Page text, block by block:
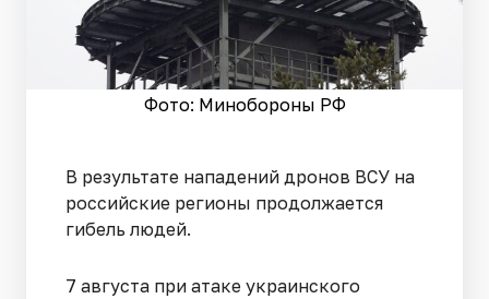
Фото: Минобороны РФ
В результате нападений дронов ВСУ на
российские регионы продолжается
гибель людей.
7 августа при атаке украинского